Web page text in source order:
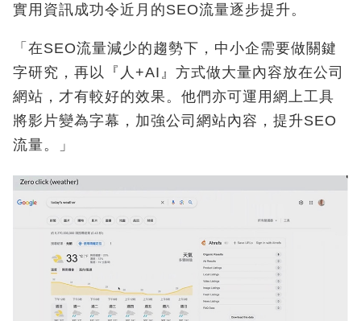
實用資訊成功令近月的SEO流量逐步提升。
「在SEO流量減少的趨勢下，中小企需要做關鍵
字研究，再以『人+AI』方式做大量內容放在公司
網站，才有較好的效果。他們亦可運用網上工具
將影片變為字幕，加強公司網站內容，提升SEO
流量。」